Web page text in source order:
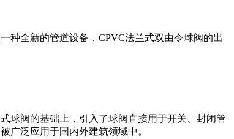
种全新的管道设备，CPVC法兰式双由令球阀的出
球阀的基础上，引入了球阀直接用于开关、封闭管
广泛应用于国内外建筑领域中。